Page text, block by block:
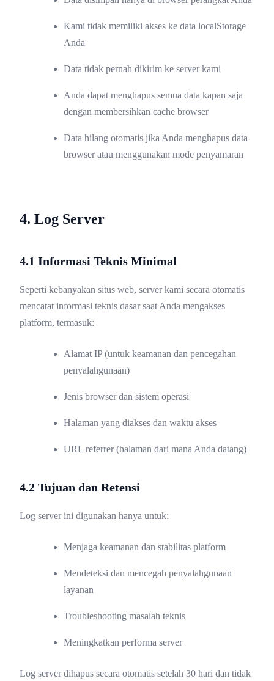
Kami tidak memiliki akses ke data localStorage
Anda
Data tidak pernah dikirim ke server kami
Anda dapat menghapus semua data kapan saja
dengan membersihkan cache browser
Data hilang otomatis jika Anda menghapus data
browser atau menggunakan mode penyamaran
4. Log Server
4.1 Informasi Teknis Minimal
Seperti kebanyakan situs web, server kami secara otomatis
mencatat informasi teknis dasar saat Anda mengakses
platform, termasuk:
Alamat IP (untuk keamanan dan pencegahan
penyalahgunaan)
Jenis browser dan sistem operasi
Halaman yang diakses dan waktu akses
URL referrer (halaman dari mana Anda datang)
4.2 Tujuan dan Retensi
Log server ini digunakan hanya untuk:
Menjaga keamanan dan stabilitas platform
Mendeteksi dan mencegah penyalahgunaan
layanan
Troubleshooting masalah teknis
Meningkatkan performa server
Log server dihapus secara otomatis setelah 30 hari dan tidak